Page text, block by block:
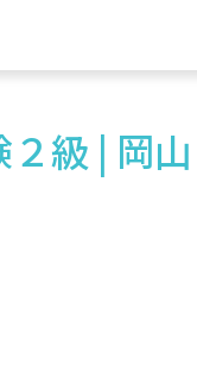
級 | 岡山